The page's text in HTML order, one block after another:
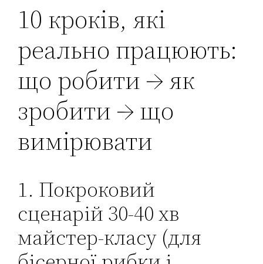
10 кроків, які
реально працюють:
що робити → як
зробити → що
вимірювати
1. Покроковий
сценарій 30-40 хв
майстер-класу (для